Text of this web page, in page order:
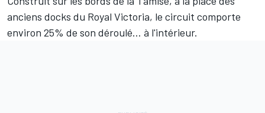
anciens docks du Royal Victoria, le circuit comporte
environ 25% de son déroulé… à l'intérieur.